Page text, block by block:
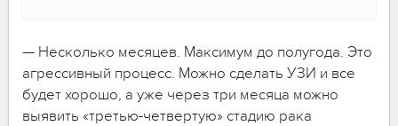
— Несколько месяцев. Максимум до полугода. Это
агрессивный процесс. Можно сделать УЗИ и все
будет хорошо, а уже через три месяца можно
выявить «третью-четвертую» стадию рака